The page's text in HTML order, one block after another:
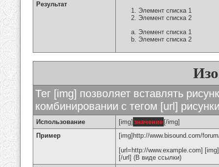
Результат
Элемент списка 1
Элемент списка 2
Элемент списка 1
Элемент списка 2
Тег [img] позволяет вставлять
комбинировании с тегом [url]
Использование [img] значение [/img]
Пример
[img]http://www.bisound.com/
[url=http://www.example.com]
[/url] (В виде ссылки)